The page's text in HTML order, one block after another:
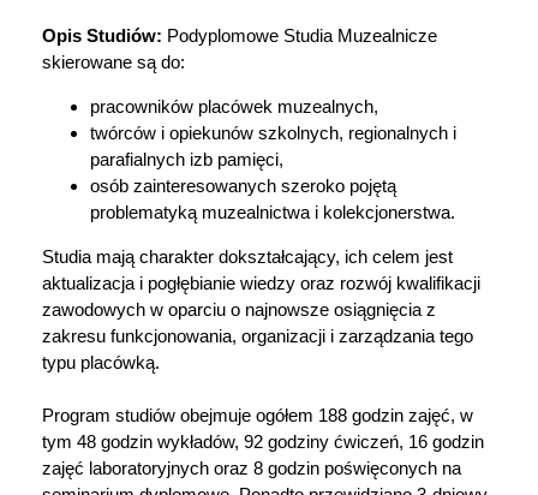
Opis Studiów: Podyplomowe Studia Muzealnicze
skierowane są do:
pracowników placówek muzealnych,
twórców i opiekunów szkolnych, regionalnych i
parafialnych izb pamięci,
osób zainteresowanych szeroko pojętą
problematyką muzealnictwa i kolekcjonerstwa.
Studia mają charakter dokształcający, ich celem jest
aktualizacja i pogłębianie wiedzy oraz rozwój kwalifikacji
zawodowych w oparciu o najnowsze osiągnięcia z
zakresu funkcjonowania, organizacji i zarządzania tego
typu placówką.
Program studiów obejmuje ogółem 188 godzin zajęć, w
tym 48 godzin wykładów, 92 godziny ćwiczeń, 16 godzin
zajęć laboratoryjnych oraz 8 godzin poświęconych na